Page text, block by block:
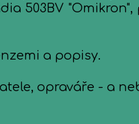
503BV
a popisy.
opraváře - a